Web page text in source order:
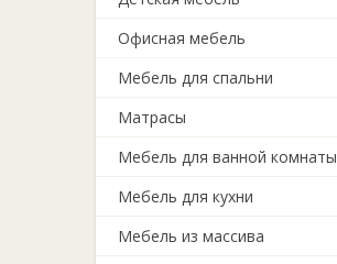
Офисная мебель
Мебель для спальни
Матрасы
Мебель для ванной комнаты
Мебель для кухни
Мебель из массива